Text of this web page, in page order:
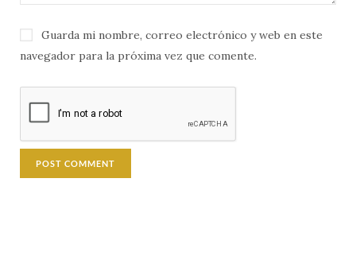
Guarda mi nombre, correo electrónico y web en este
navegador para la próxima vez que comente.